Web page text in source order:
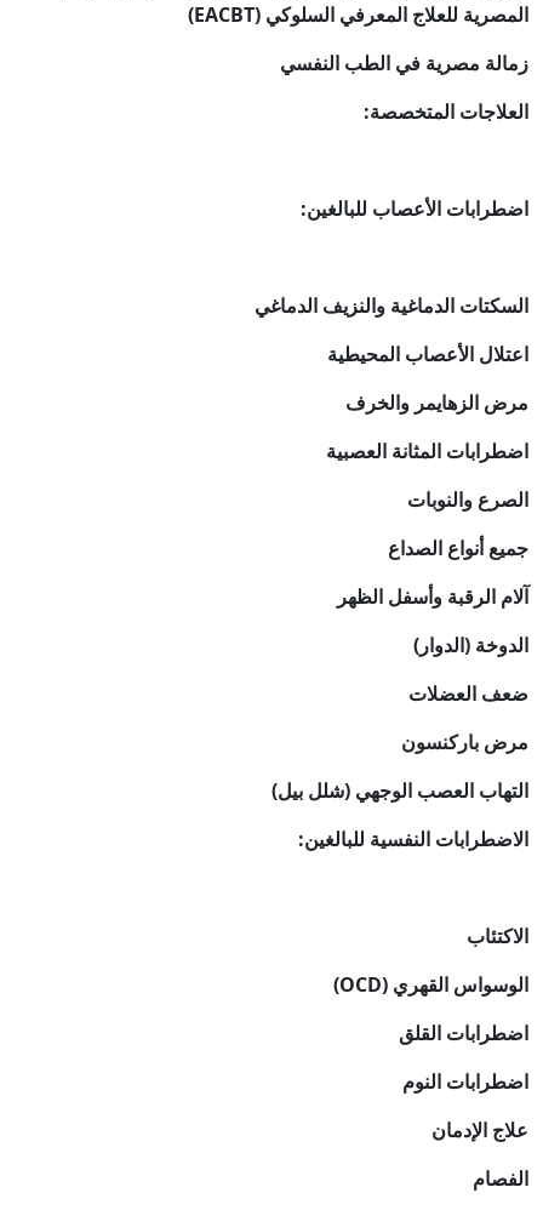
المصرية للعلاج المعرفي السلوكي (EACBT)
زمالة مصرية في الطب النفسي
العلاجات المتخصصة:
اضطرابات الأعصاب للبالغين:
السكتات الدماغية والنزيف الدماغي
اعتلال الأعصاب المحيطية
مرض الزهايمر والخرف
اضطرابات المثانة العصبية
الصرع والنوبات
جميع أنواع الصداع
آلام الرقبة وأسفل الظهر
الدوخة (الدوار)
ضعف العضلات
مرض باركنسون
التهاب العصب الوجهي (شلل بيل)
الاضطرابات النفسية للبالغين:
الاكتئاب
الوسواس القهري (OCD)
اضطرابات القلق
اضطرابات النوم
علاج الإدمان
الفصام